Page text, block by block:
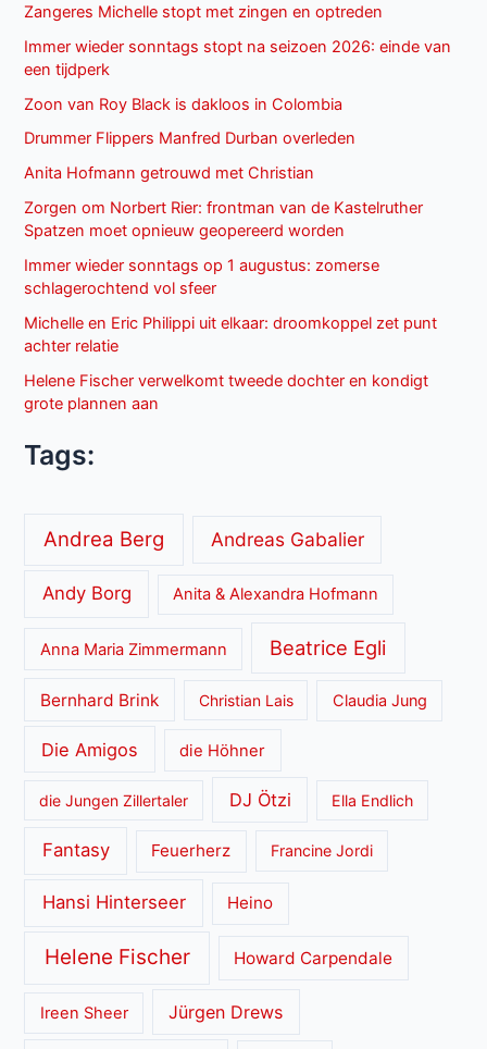
Zangeres Michelle stopt met zingen en optreden
Immer wieder sonntags stopt na seizoen 2026: einde van
een tijdperk
Zoon van Roy Black is dakloos in Colombia
Drummer Flippers Manfred Durban overleden
Anita Hofmann getrouwd met Christian
Zorgen om Norbert Rier: frontman van de Kastelruther
Spatzen moet opnieuw geopereerd worden
Immer wieder sonntags op 1 augustus: zomerse
schlagerochtend vol sfeer
Michelle en Eric Philippi uit elkaar: droomkoppel zet punt
achter relatie
Helene Fischer verwelkomt tweede dochter en kondigt
grote plannen aan
Tags:
Andrea Berg Andreas Gabalier
Andy Borg Anita & Alexandra Hofmann
Anna Maria Zimmermann Beatrice Egli
Bernhard Brink Christian Lais Claudia Jung
Die Amigos die Höhner
die Jungen Zillertaler DJ Ötzi Ella Endlich
Fantasy Feuerherz Francine Jordi
Hansi Hinterseer Heino
Helene Fischer Howard Carpendale
Ireen Sheer Jürgen Drews